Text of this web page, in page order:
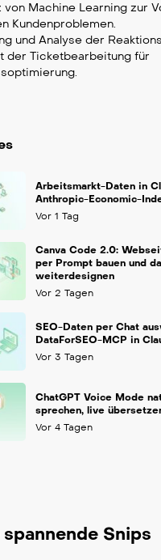
von Machine Learning zur
Kundenproblemen.
und Analyse der
der Ticketbearbeitung für
Arbeitsmarkt-Daten in
Anthropic-Economic-
Vor 1 Tag
Canva Code 2.0:
per Prompt bauen und
weiterdesignen
Vor 2 Tagen
SEO-Daten per Chat
DataForSEO-MCP in
Vor 3 Tagen
ChatGPT Voice Mode
sprechen, live
Vor 4 Tagen
Snips